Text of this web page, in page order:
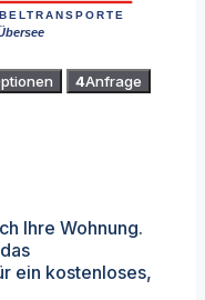
4Anfrage
Ihre Wohnung.
ein kostenloses,